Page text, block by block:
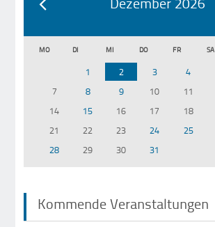
MO DI MI DO FR SA
1 2 3 4
7
8 9 10 11
14
15 16 17 18
21
22 23 24 25
28
29 30 31
Kommende Veranstaltungen